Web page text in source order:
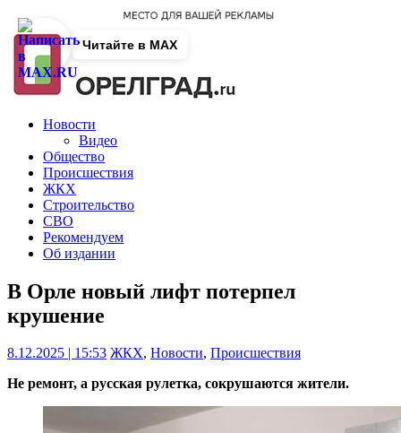
Новости
Видео
Общество
Происшествия
ЖКХ
Строительство
СВО
Рекомендуем
Об издании
В Орле новый лифт потерпел
крушение
8.12.2025 | 15:53 ЖКХ, Новости, Происшествия
Не ремонт, а русская рулетка, сокрушаются жители.
Читайте в MAX